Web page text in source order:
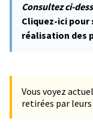
Consultez ci-
Cliquez-ici
réalisation des
Vous voyez
retirées par